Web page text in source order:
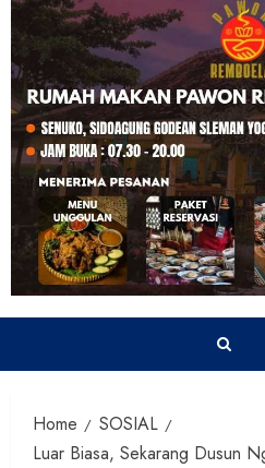
Home
SOSIAL
Luar Biasa, Sekarang Dusun